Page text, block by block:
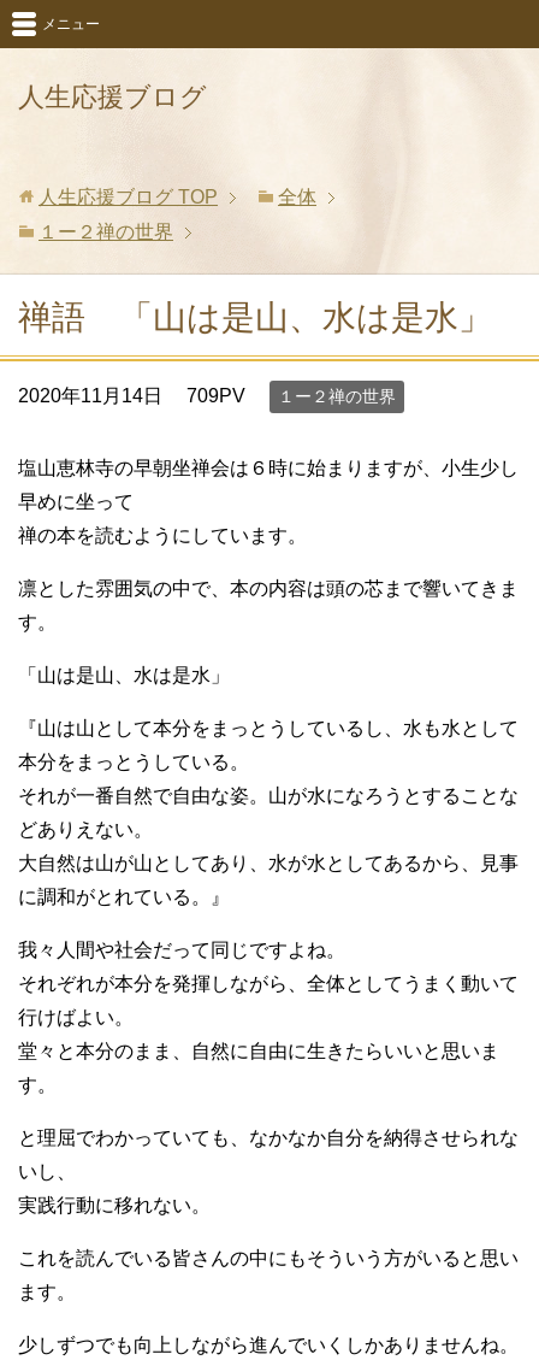
人生応援ブログ
メニュー
人生応援ブログ TOP
全体
１ー２禅の世界
禅語 「山は是山、水は是水」
2020年11月14日 709PV １ー２禅の世界
塩山恵林寺の早朝坐禅会は６時に始まりますが、小生少し
早めに坐って
禅の本を読むようにしています。
凛とした雰囲気の中で、本の内容は頭の芯まで響いてきま
す。
「山は是山、水は是水」
『山は山として本分をまっとうしているし、水も水として
本分をまっとうしている。
それが一番自然で自由な姿。山が水になろうとすることな
どありえない。
大自然は山が山としてあり、水が水としてあるから、見事
に調和がとれている。』
我々人間や社会だって同じですよね。
それぞれが本分を発揮しながら、全体としてうまく動いて
行けばよい。
堂々と本分のまま、自然に自由に生きたらいいと思いま
す。
と理屈でわかっていても、なかなか自分を納得させられな
いし、
実践行動に移れない。
これを読んでいる皆さんの中にもそういう方がいると思い
ます。
少しずつでも向上しながら進んでいくしかありませんね。